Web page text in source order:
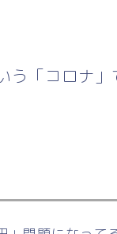
う「コロナ」